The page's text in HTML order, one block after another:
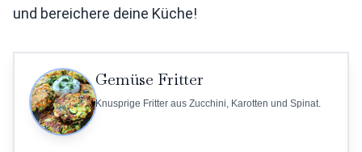
und bereichere deine Küche!
Gemüse Fritter
Knusprige Fritter aus Zucchini, Karotten und Spinat.